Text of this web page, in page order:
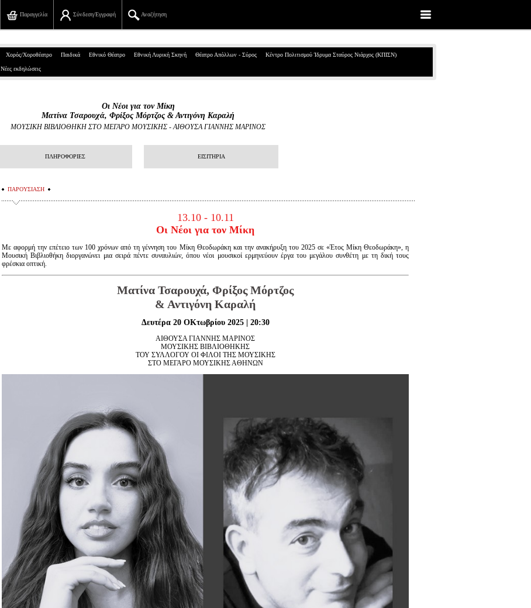
Αναζήτηση
Σύνδεση/Εγγραφή
Παραγγελία
Πανεπιστημίου 39, Αθήνα
Αναζήτηση
Σύνδεση/Εγγραφή
Παραγγελία
Χορός/Χοροθέατρο Παιδικά Εθνικό Θέατρο Εθνική Λυρική Σκηνή Θέατρο Απόλλων - Σύρος Κέντρο Πολιτισμού Ίδρυμα Σταύρος Νιάρχος (ΚΠΙΣΝ)
Νέες εκδηλώσεις
Οι Νέοι για τον Μίκη
Ματίνα Τσαρουχά, Φρίξος Μόρτζος & Αντιγόνη Καραλή
ΜΟΥΣΙΚΗ ΒΙΒΛΙΟΘΗΚΗ ΣΤΟ ΜΕΓΑΡΟ ΜΟΥΣΙΚΗΣ -ΑΙΘΟΥΣΑ ΓΙΑΝΝΗΣ ΜΑΡΙΝΟΣ
ΠΛΗΡΟΦΟΡΙΕΣ ΕΙΣΙΤΗΡΙΑ
ΠΑΡΟΥΣΙΑΣΗ
13.10 - 10.11
Οι Νέοι για τον Μίκη
Με αφορμή την επέτειο των 100 χρόνων από τη γέννηση του Μίκη Θεοδωράκη και την ανακήρυξη του 2025 σε «Έτος Μίκη Θεοδωράκη», η
Μουσική Βιβλιοθήκη διοργανώνει μια σειρά πέντε συναυλιών, όπου νέοι μουσικοί ερμηνεύουν έργα του μεγάλου συνθέτη με τη δική τους
φρέσκια οπτική.
Ματίνα Τσαρουχά, Φρίξος Μόρτζος
& Αντιγόνη Καραλή
Δευτέρα 20 ΟΚτωβρίου 2025 | 20:30
ΑΙΘΟΥΣΑ ΓΙΑΝΝΗΣ ΜΑΡΙΝΟΣ
ΜΟΥΣΙΚΗΣ ΒΙΒΛΙΟΘΗΚΗΣ
ΤΟΥ ΣΥΛΛΟΓΟΥ ΟΙ ΦΙΛΟΙ ΤΗΣ ΜΟΥΣΙΚΗΣ
ΣΤΟ ΜΕΓΑΡΟ ΜΟΥΣΙΚΗΣ ΑΘΗΝΩΝ